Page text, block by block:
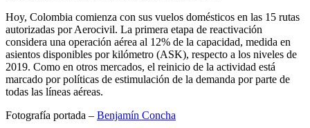
Hoy, Colombia comienza con sus vuelos domésticos en las 15 rutas
autorizadas por Aerocivil. La primera etapa de reactivación
considera una operación aérea al 12% de la capacidad, medida en
asientos disponibles por kilómetro (ASK), respecto a los niveles de
2019. Como en otros mercados, el reinicio de la actividad está
marcado por políticas de estimulación de la demanda por parte de
todas las líneas aéreas.
Fotografía portada – Benjamín Concha